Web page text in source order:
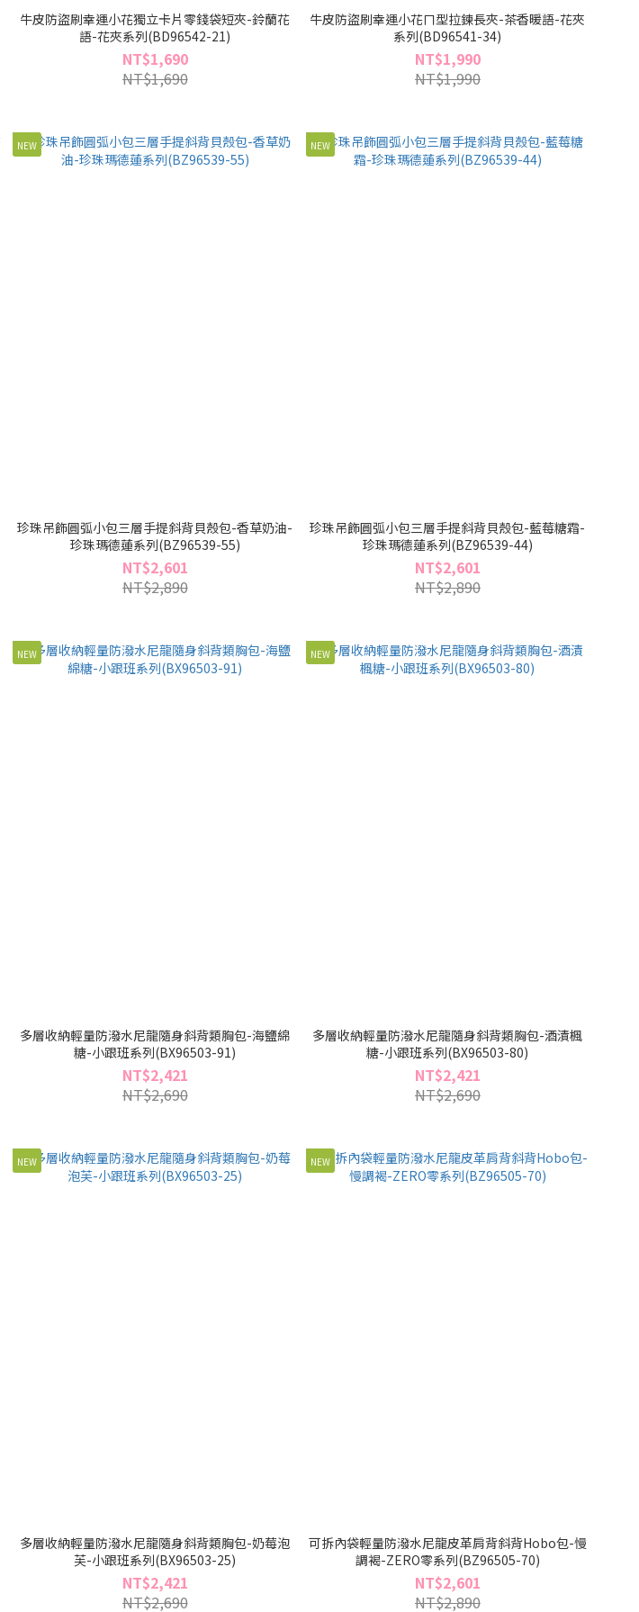
牛皮防盜刷幸運小花獨立卡片零錢袋短夾-鈴蘭花
語-花夾系列(BD96542-21)
NT$1,690
NT$1,690
牛皮防盜刷幸運小花ㄇ型拉鍊長夾-茶香暖語-花夾
系列(BD96541-34)
NT$1,990
NT$1,990
NEW
珍珠吊飾圓弧小包三層手提斜背貝殼包-香草奶油-
珍珠瑪德蓮系列(BZ96539-55)
NT$2,601
NT$2,890
NEW
珍珠吊飾圓弧小包三層手提斜背貝殼包-藍莓糖霜-
珍珠瑪德蓮系列(BZ96539-44)
NT$2,601
NT$2,890
NEW
多層收納輕量防潑水尼龍隨身斜背類胸包-海鹽綿
糖-小跟班系列(BX96503-91)
NT$2,421
NT$2,690
NEW
多層收納輕量防潑水尼龍隨身斜背類胸包-酒漬楓
糖-小跟班系列(BX96503-80)
NT$2,421
NT$2,690
NEW
多層收納輕量防潑水尼龍隨身斜背類胸包-奶莓泡
芙-小跟班系列(BX96503-25)
NT$2,421
NT$2,690
NEW
可拆內袋輕量防潑水尼龍皮革肩背斜背Hobo包-慢
調褐-ZERO零系列(BZ96505-70)
NT$2,601
NT$2,890